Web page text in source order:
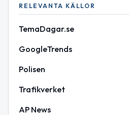
RELEVANTA KÄLLOR
TemaDagar.se
GoogleTrends
Polisen
Trafikverket
AP News